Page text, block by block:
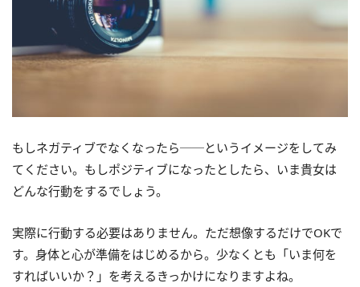
もしネガティブでなくなったら──というイメージをしてみ
てください。もしポジティブになったとしたら、いま貴女は
どんな行動をするでしょう。
実際に行動する必要はありません。ただ想像するだけでOKで
す。身体と心が準備をはじめるから。少なくとも「いま何を
すればいいか？」を考えるきっかけになりますよね。